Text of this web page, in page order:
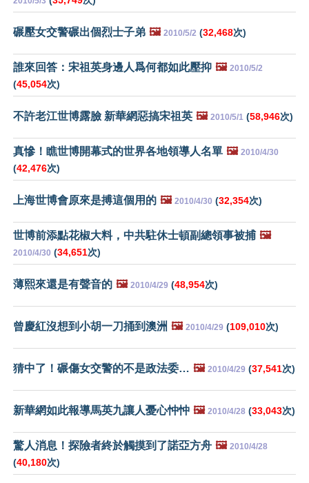
碾壓女交警碾出個烈士子弟 🖼️ 2010/5/2 (32,468次)
誰來回答：宋祖英身邊人爲何都如此壓抑 🖼️ 2010/5/2
(45,054次)
不許老江世博露臉 新華網惡搞宋祖英 🖼️ 2010/5/1 (58,946次)
真慘！瞧世博開幕式的世界各地領導人名單 🖼️ 2010/4/30
(42,476次)
上海世博會原來是搏這個用的 🖼️ 2010/4/30 (32,354次)
世博前添點花椒大料，中共駐休士頓副總領事被捕 🖼️
2010/4/30 (34,651次)
薄熙來還是有聲音的 🖼️ 2010/4/29 (48,954次)
曾慶紅沒想到小胡一刀捅到澳洲 🖼️ 2010/4/29 (109,010次)
猜中了！碾傷女交警的不是政法委… 🖼️ 2010/4/29 (37,541次)
新華網如此報導馬英九讓人憂心忡忡 🖼️ 2010/4/28 (33,043次)
驚人消息！探險者終於觸摸到了諾亞方舟 🖼️ 2010/4/28
(40,180次)